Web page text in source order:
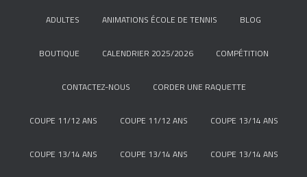
ADULTES ANIMATIONS ÉCOLE DE TENNIS BLOG
BOUTIQUE CALENDRIER 2025/2026 COMPÉTITION
CONTACTEZ-NOUS CORDER UNE RAQUETTE
COUPE 11/12 ANS COUPE 11/12 ANS COUPE 13/14 ANS
COUPE 13/14 ANS COUPE 13/14 ANS COUPE 13/14 ANS